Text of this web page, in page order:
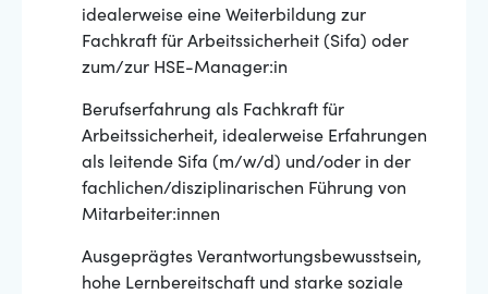
idealerweise eine Weiterbildung zur
Fachkraft für Arbeitssicherheit (Sifa) oder
zum/zur HSE-Manager:in
Berufserfahrung als Fachkraft für
Arbeitssicherheit, idealerweise Erfahrungen
als leitende Sifa (m/w/d) und/oder in der
fachlichen/disziplinarischen Führung von
Mitarbeiter:innen
Ausgeprägtes Verantwortungsbewusstsein,
hohe Lernbereitschaft und starke soziale